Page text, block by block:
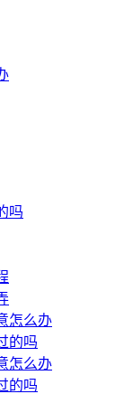
吗
怎么办
的吗
怎么办
的吗